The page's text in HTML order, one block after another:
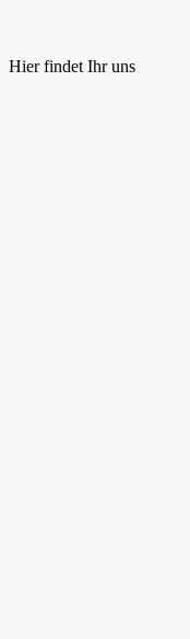
Hier findet Ihr uns